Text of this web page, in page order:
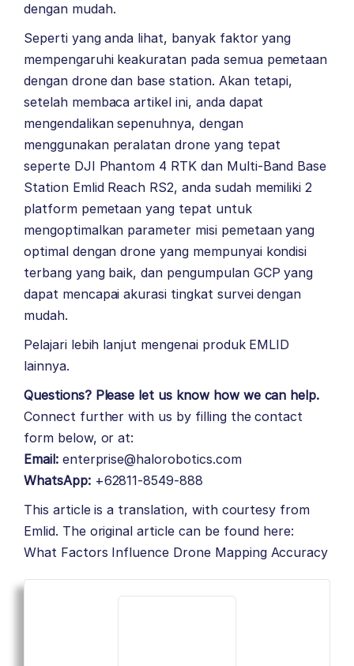
dengan mudah.
Seperti yang anda lihat, banyak faktor yang
mempengaruhi keakuratan pada semua pemetaan
dengan drone dan base station. Akan tetapi,
setelah membaca artikel ini, anda dapat
mengendalikan sepenuhnya, dengan
menggunakan peralatan drone yang tepat
seperte DJI Phantom 4 RTK dan Multi-Band Base
Station Emlid Reach RS2, anda sudah memiliki 2
platform pemetaan yang tepat untuk
mengoptimalkan parameter misi pemetaan yang
optimal dengan drone yang mempunyai kondisi
terbang yang baik, dan pengumpulan GCP yang
dapat mencapai akurasi tingkat survei dengan
mudah.
Pelajari lebih lanjut mengenai produk EMLID
lainnya.
Questions? Please let us know how we can help.
Connect further with us by filling the contact
form below, or at:
Email: enterprise@halorobotics.com
WhatsApp:+62811-8549-888
This article is a translation, with courtesy from
Emlid. The original article can be found here:
What Factors Influence Drone Mapping Accuracy